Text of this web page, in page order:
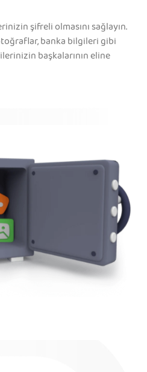
şifreli olmasını sağlayın.
banka bilgileri gibi
başkalarının eline